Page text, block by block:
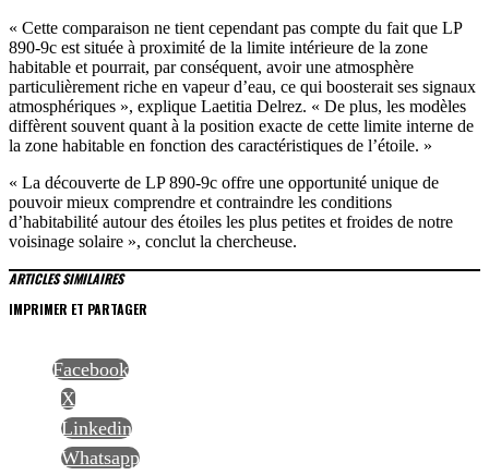
« Cette comparaison ne tient cependant pas compte du fait que LP
890-9c est située à proximité de la limite intérieure de la zone
habitable et pourrait, par conséquent, avoir une atmosphère
particulièrement riche en vapeur d’eau, ce qui boosterait ses signaux
atmosphériques », explique Laetitia Delrez. « De plus, les modèles
diffèrent souvent quant à la position exacte de cette limite interne de
la zone habitable en fonction des caractéristiques de l’étoile. »
« La découverte de LP 890-9c offre une opportunité unique de
pouvoir mieux comprendre et contraindre les conditions
d’habitabilité autour des étoiles les plus petites et froides de notre
voisinage solaire », conclut la chercheuse.
ARTICLES SIMILAIRES
IMPRIMER ET PARTAGER
Facebook
X
Linkedin
Whatsapp